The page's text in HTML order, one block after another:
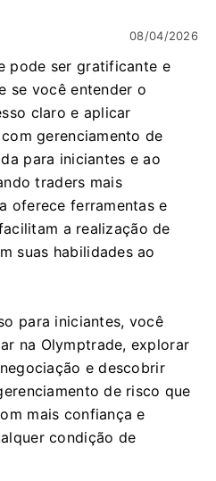
08/04/2026
pode ser gratificante e
se você entender o
claro e aplicar
gerenciamento de
para iniciantes e ao
traders mais
oferece ferramentas e
a realização de
suas habilidades ao
para iniciantes, você
na Olymptrade, explorar
e descobrir
de risco que
mais confiança e
condição de